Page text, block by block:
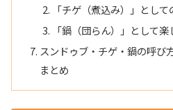
「チゲ（煮込み）」とし
「鍋（団らん）」として
スンドゥブ・チゲ・鍋の呼び
まとめ